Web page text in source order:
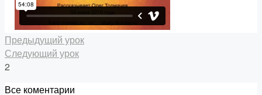
Предыдущий урок
Следующий урок
2
Все коментарии